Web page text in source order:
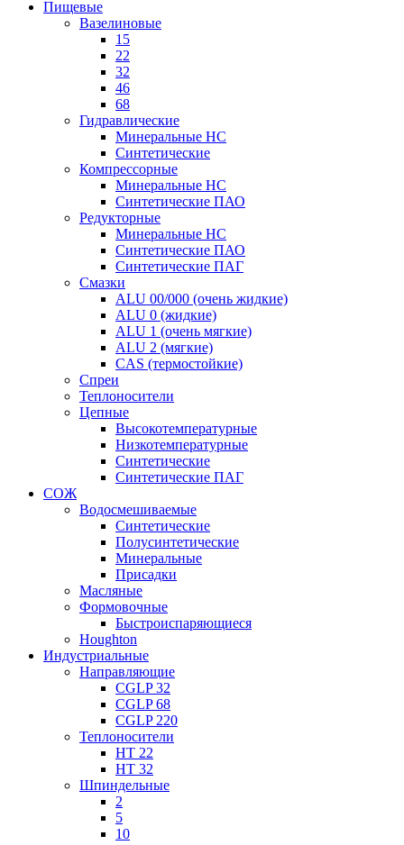
Пищевые
Вазелиновые
15
22
32
46
68
Гидравлические
Минеральные HC
Синтетические
Компрессорные
Минеральные HC
Синтетические ПАО
Редукторные
Минеральные HC
Синтетические ПАО
Синтетические ПАГ
Смазки
ALU 00/000 (очень жидкие)
ALU 0 (жидкие)
ALU 1 (очень мягкие)
ALU 2 (мягкие)
CAS (термостойкие)
Спреи
Теплоносители
Цепные
Высокотемпературные
Низкотемпературные
Синтетические
Синтетические ПАГ
СОЖ
Водосмешиваемые
Синтетические
Полусинтетические
Минеральные
Присадки
Масляные
Формовочные
Быстроиспаряющиеся
Houghton
Индустриальные
Направляющие
CGLP 32
CGLP 68
CGLP 220
Теплоносители
HT 22
HT 32
Шпиндельные
2
5
10